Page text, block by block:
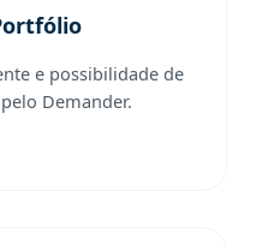
e possibilidade de
Demander.